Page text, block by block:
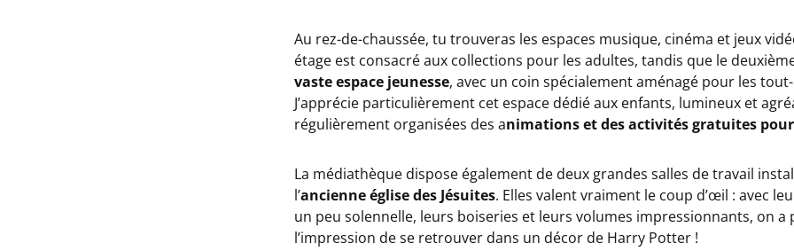
Au rez-de-chaussée, tu trouveras les espaces musique, cinéma et jeux
étage est consacré aux collections pour les adultes, tandis que le
vaste espace jeunesse, avec un coin spécialement aménagé pour les
J’apprécie particulièrement cet espace dédié aux enfants, lumineux et
régulièrement organisées des animations et des activités gratuites
La médiathèque dispose également de deux grandes salles de travail
l’ancienne église des Jésuites. Elles valent vraiment le coup d’œil : avec
un peu solennelle, leurs boiseries et leurs volumes impressionnants, on a
l’impression de se retrouver dans un décor de Harry Potter !